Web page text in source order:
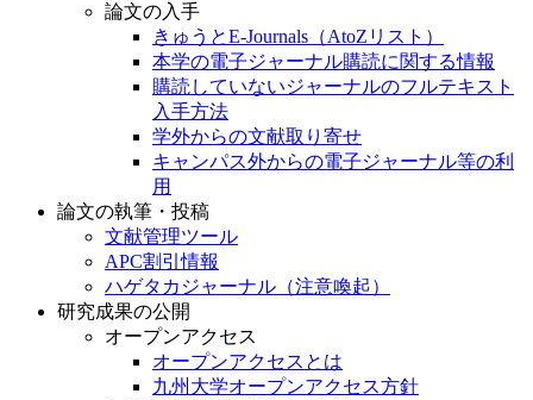
論文の入手
きゅうとE-Journals（AtoZリスト）
本学の電子ジャーナル購読に関する情報
購読していないジャーナルのフルテキスト
入手方法
学外からの文献取り寄せ
キャンパス外からの電子ジャーナル等の利
用
論文の執筆・投稿
文献管理ツール
APC割引情報
ハゲタカジャーナル（注意喚起）
研究成果の公開
オープンアクセス
オープンアクセスとは
九州大学オープンアクセス方針